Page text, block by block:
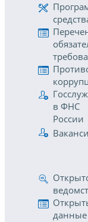
в ФНС
России
данные